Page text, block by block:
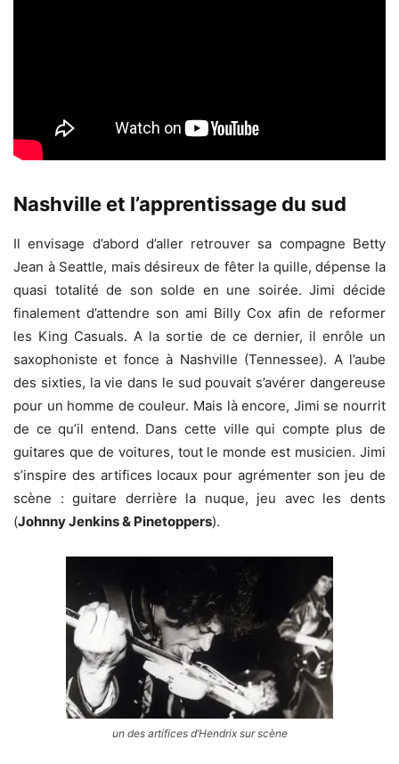
Nashville et l’apprentissage du sud
Il envisage d’abord d’aller retrouver sa compagne Betty
Jean à Seattle, mais désireux de fêter la quille, dépense la
quasi totalité de son solde en une soirée. Jimi décide
finalement d’attendre son ami Billy Cox afin de reformer
les King Casuals. A la sortie de ce dernier, il enrôle un
saxophoniste et fonce à Nashville (Tennessee). A l’aube
des sixties, la vie dans le sud pouvait s’avérer dangereuse
pour un homme de couleur. Mais là encore, Jimi se nourrit
de ce qu’il entend. Dans cette ville qui compte plus de
guitares que de voitures, tout le monde est musicien. Jimi
s’inspire des artifices locaux pour agrémenter son jeu de
scène : guitare derrière la nuque, jeu avec les dents
(Johnny Jenkins & Pinetoppers).
un des artifices d’Hendrix sur scène